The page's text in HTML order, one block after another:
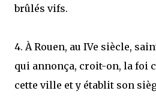
brûlés vifs.
4. À Rouen, au IVe siècle,
qui annonça, croit-on, la foi
cette ville et y établit son